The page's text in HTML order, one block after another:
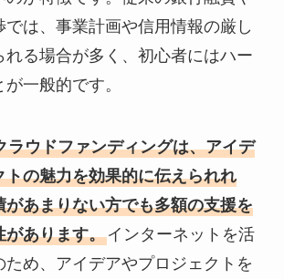
は、事業計画や信用情報の厳し
れる場合が多く、初心者にはハー
一般的です。
ラウドファンディングは、アイデ
トの魅力を効果的に伝えられれ
があまりない方でも多額の支援を
があります。インターネットを活
ため、アイデアやプロジェクトを